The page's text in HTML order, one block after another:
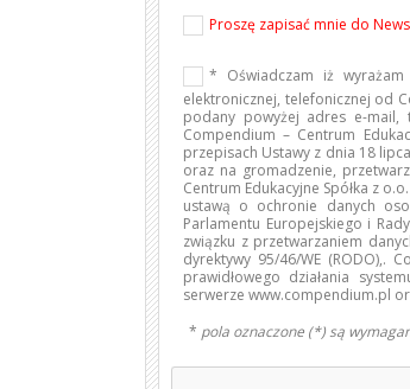
Proszę zapisać mnie do
* Oświadczam iż
elektronicznej, telefonicznej od
podany powyżej adres e-
Compendium – Centrum
przepisach Ustawy z dnia 18
oraz na gromadzenie,
Centrum Edukacyjne Spółka z
ustawą o ochronie danych
Parlamentu Europejskiego i
związku z przetwarzaniem
dyrektywy 95/46/WE (RODO),.
prawidłowego działania
serwerze www.compendium.pl
* pola oznaczone (*) są